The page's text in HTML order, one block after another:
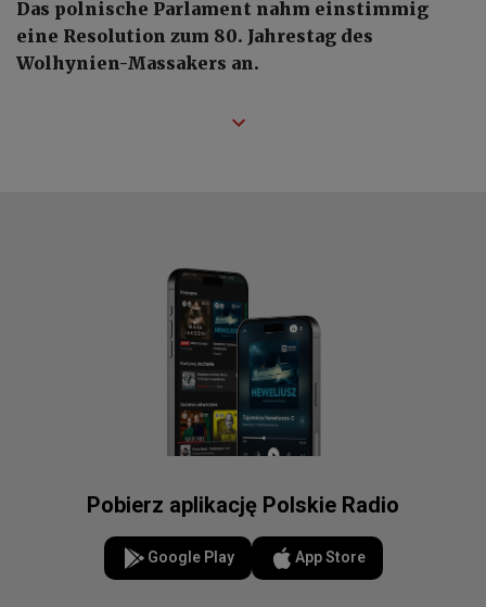
Das polnische Parlament nahm einstimmig
eine Resolution zum 80. Jahrestag des
Wolhynien-Massakers an.
Pobierz aplikację Polskie Radio
Google Play App Store